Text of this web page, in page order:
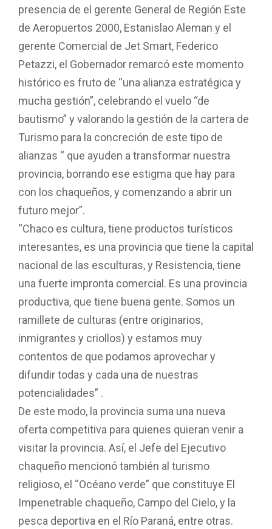
presencia de el gerente General de Región Este
de Aeropuertos 2000, Estanislao Aleman y el
gerente Comercial de Jet Smart, Federico
Petazzi, el Gobernador remarcó este momento
histórico es fruto de “una alianza estratégica y
mucha gestión”, celebrando el vuelo “de
bautismo” y valorando la gestión de la cartera de
Turismo para la concreción de este tipo de
alianzas “ que ayuden a transformar nuestra
provincia, borrando ese estigma que hay para
con los chaqueños, y comenzando a abrir un
futuro mejor”.
“Chaco es cultura, tiene productos turísticos
interesantes, es una provincia que tiene la capital
nacional de las esculturas, y Resistencia, tiene
una fuerte impronta comercial. Es una provincia
productiva, que tiene buena gente. Somos un
ramillete de culturas (entre originarios,
inmigrantes y criollos) y estamos muy
contentos de que podamos aprovechar y
difundir todas y cada una de nuestras
potencialidades” .
De este modo, la provincia suma una nueva
oferta competitiva para quienes quieran venir a
visitar la provincia. Así, el Jefe del Ejecutivo
chaqueño mencionó también al turismo
religioso, el “Océano verde” que constituye El
Impenetrable chaqueño, Campo del Cielo, y la
pesca deportiva en el Río Paraná, entre otras.